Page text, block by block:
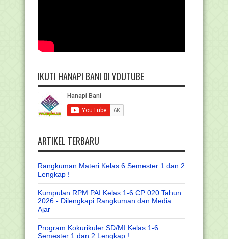
IKUTI HANAPI BANI DI YOUTUBE
ARTIKEL TERBARU
Rangkuman Materi Kelas 6 Semester 1 dan 2
Lengkap !
Kumpulan RPM PAI Kelas 1-6 CP 020 Tahun
2026 - Dilengkapi Rangkuman dan Media
Ajar
Program Kokurikuler SD/MI Kelas 1-6
Semester 1 dan 2 Lengkap !